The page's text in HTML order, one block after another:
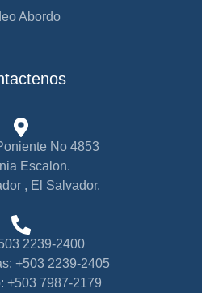
Abordo
No 4853
Escalon.
, El Salvador.
2239-2400
+503 2239-2405
+503 7987-2179